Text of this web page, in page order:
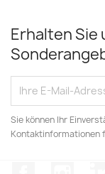
Erhalten Sie
Sie können Ihr
Kontaktinformationen